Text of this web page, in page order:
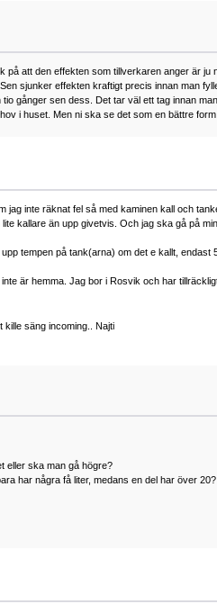
på att den effekten som tillverkaren anger är
sjunker effekten kraftigt precis innan man
gånger sen dess. Det tar väl ett tag innan
i huset. Men ni ska se det som en bättre
jag inte räknat fel så med kaminen kall och
kallare än upp givetvis. Och jag ska gå på
tempen på tank(arna) om det e kallt,
är hemma. Jag bor i Rosvik och har
kille säng incoming.. Najti
eller ska man gå högre?
har några få liter, medans en del har över 20?